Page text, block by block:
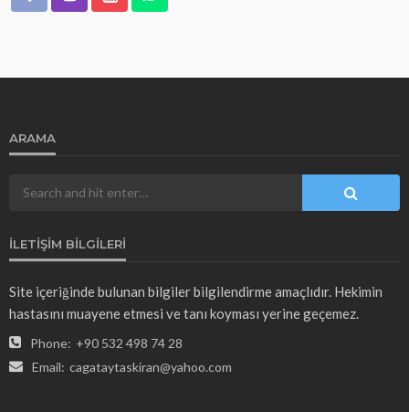
ARAMA
İLETIŞIM BILGILERI
Site içeriğinde bulunan bilgiler bilgilendirme amaçlıdır. Hekimin
hastasını muayene etmesi ve tanı koyması yerine geçemez.
Phone: +90 532 498 74 28
Email: cagataytaskiran@yahoo.com